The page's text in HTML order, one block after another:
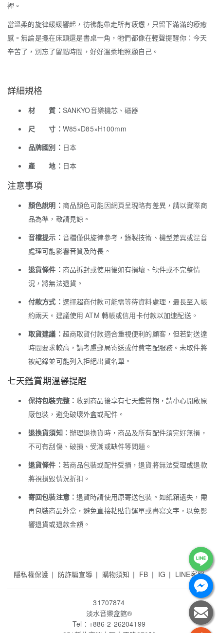
裡。
當溫柔的旋律緩緩響起，彷彿能帶走所有疲憊，只留下滿滿的療癒
感。無論是擺在床頭還是書桌一角，牠們都像在輕聲提醒你：今天
辛苦了，別忘了留點時間，好好溫柔地照顧自己。
詳細規格
材 質： SANKYO音樂機芯、磁器
尺 寸： W85×D85×H100mm
品牌國別： 日本
產 地： 日本
注意事項
顏色說明： 商品顏色可能因網頁呈現略有差異，請以實際商
品為準，敬請見諒。
音檔提示： 音檔僅供旋律參考，錄製技術、機型差異或混音
處理可能影響音質及時長。
退貨條件： 商品拆封或使用後如有損壞、缺件或不完整情
況，將無法退貨。
付款方式： 選擇超商付款可能需等待資料處理，最長至入帳
約兩天。建議使用 ATM 轉帳或信用卡付款以加速配送。
取貨建議： 超商取貨付款適合重視便利的顧客，但若對送達
時間要求較高，請考慮郵局寄送或付費宅配服務。未取件將
被記錄並可能列入拒絕出貨名單。
七天鑑賞期溫馨提醒
保持包裝完整： 收到商品後享有七天鑑賞期，請小心開啟原
廠包裝，避免破壞外盒或配件。
退換貨須知： 辦理退換貨時，商品及所有配件須完好無損，
不可有刮傷、破損、受潮或缺件等問題。
退貨條件： 若商品包裝或配件受損，退貨將無法受理或退款
將視損毀情況折扣。
寄回包裝注意： 退貨時請使用原寄送包裝。如紙箱遺失，需
再包裝商品外盒，避免直接粘貼貨運單或書寫文字，以免影
響退貨或退款金額。
隱私權保護 防詐騙宣導 購物須知 FB IG LINE客服
31707874
淡水音樂盒館®
Tel：+886-2-26204199